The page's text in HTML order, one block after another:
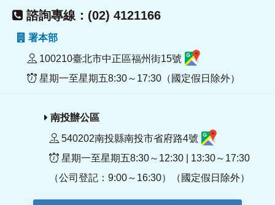
諮詢專線：(02) 4121166
署本部
100210臺北市中正區福州街15號
星期一至星期五8:30～17:30（國定假日除外）
南投辦公區
540202南投縣南投市省府路4號
星期一至星期五8:30～12:30 | 13:30～17:30
（公司登記：9:00～16:30）（國定假日除外）